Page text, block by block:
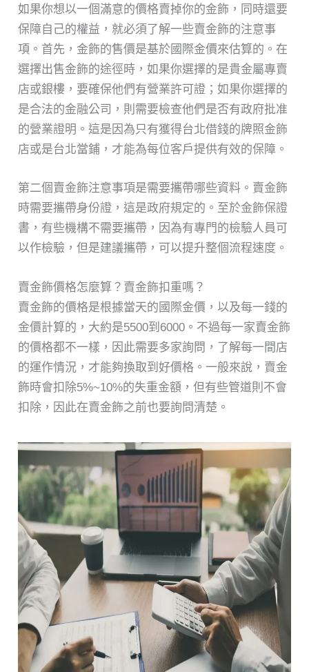
如果你想以一個滿意的價格賣掉你的金飾，同時還要
保障自己的權益，就必須了解一些賣金飾的注意事
項。首先，金飾的售價是基於國際金價來估算的。在
選擇出售金飾的途徑時，如果你選擇的是貴金屬專賣
店或銀樓，要確保他們有營業許可證；如果你選擇的
是合法的金融公司，則需要檢查他們是否有政府批准
的營業證明。這是因為只有獲得台北借錢的牌照金飾
店或是台北當鋪，才能為每位客戶提供有效的保障。
第二個賣金飾注意事項是需要攜帶哪些資料。賣金飾
時需要攜帶身份證，這是政府規定的。至於金飾保證
書，有些機構不需要攜帶，因為有專門的檢驗人員可
以作檢驗，但是建議攜帶，可以提升整個流程速度。
賣金飾價格怎麼算？賣金飾扣重嗎？
賣金飾的價格是根據當天的國際金價，以及每一錢的
金價計算的，大約是5500到6000。不過每一家賣金飾
的價格都不一樣，因此需要多家詢問，了解每一間店
的運作情況，才能夠換取到好價格。一般來說，賣金
飾時會扣除5%~10%的失重金額，但有些管道則不會
扣除，因此在賣金飾之前也要詢問清楚。